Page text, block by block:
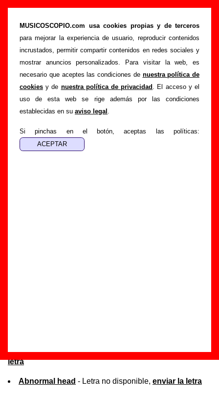
MUSICOSCOPIO.com usa cookies propias y de terceros
para mejorar la experiencia de usuario, reproducir contenidos
incrustados, permitir compartir contenidos en redes sociales y
mostrar anuncios personalizados. Para visitar la web, es
necesario que aceptes las condiciones de nuestra política de
cookies y de nuestra política de privacidad . El acceso y el
uso de esta web se rige además por las condiciones
establecidas en su aviso legal .
Si pinchas en el botón, aceptas las políticas:
Canciones de Sugus (letras, autores,
videoclips...)
Portada >Sugus >Canciones
Esta página muestra una lista con todas las canciones de
Suguspor orden alfabético. Para ver toda la información
disponible sobre una canción (discos en los que aparece,
autor o autores, letra, curiosidades, etc.), sigue el enlace
correspondiente.
En el caso de que no esté disponible la letra de uno de los
temas, se indica junto al enlace a la canción. Puedes ayudar
completar esta sección
letra
Abnormal head - Letra no disponible, enviar la letra